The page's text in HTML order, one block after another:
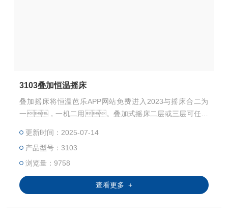
3103叠加恒温摇床
叠加摇床将恒温芭乐APP网站免费进入2023与摇床合二为
一，一机二用。叠加式摇床二层或三层可任意
层独立控制，可在不同温度、转速下同时操
作，亦可根据需要选择一层或多层进行操作。
更新时间：2025-07-14
产品型号：3103
浏览量：9758
查看更多 +